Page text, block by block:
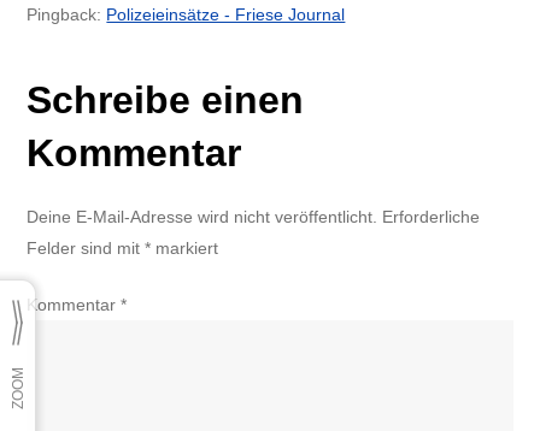
Pingback: Polizeieinsätze - Friese Journal
Schreibe einen
Kommentar
Deine E-Mail-Adresse wird nicht veröffentlicht. Erforderliche
Felder sind mit* markiert
Kommentar*